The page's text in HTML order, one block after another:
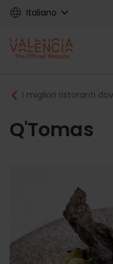
Skip
content
Italiano
Main
navigation
I migliori ristoranti
Q'Tomas